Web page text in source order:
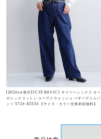
[2026aw新作]SCYE BASICS サイベーシックス オー
ガニックコットン ユーズドウォッシュ バギーデニムパ
ンツ 5726-83536 【サイズ・カラー交換初回無料】